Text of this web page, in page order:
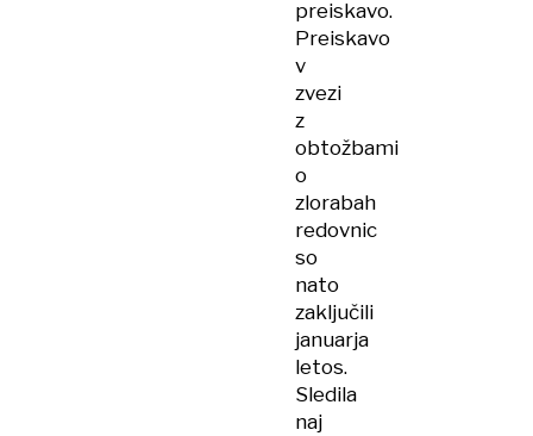
preiskavo.
Preiskavo
v
zvezi
z
obtožbami
o
zlorabah
redovnic
so
nato
zaključili
januarja
letos.
Sledila
naj